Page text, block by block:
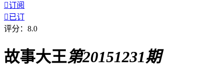
订阅
已订
评分： 8.0
故事大王第20151231期